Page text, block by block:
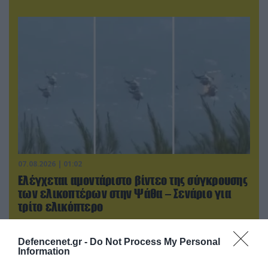
Defencenet.gr - Do Not Process My Personal
Information
07.08.2026 | 01:02
Ελέγχεται αμοντάριστο βίντεο της σύγκρουσης
των ελικοπτέρων στην Ψάθα – Σενάριο για
τρίτο ελικόπτερο